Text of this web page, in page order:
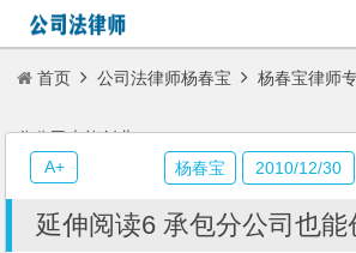
首页 公司法律师杨春宝 杨春宝律师
分公司也能创业
延伸阅读6 承包分公司也能
杨春宝 2010/12/30
A+